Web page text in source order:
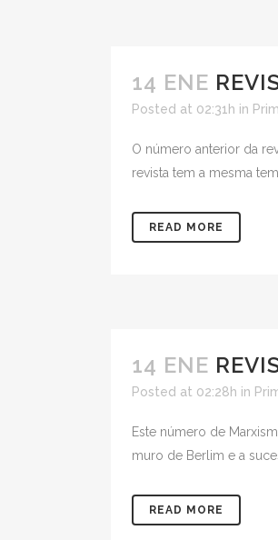
14 ENE
Posted at 02:31h in
O número anterior da
revista tem a mesma
READ MORE
14 ENE
Posted at 02:28h in
Este número de
muro de Berlim e a
READ MORE